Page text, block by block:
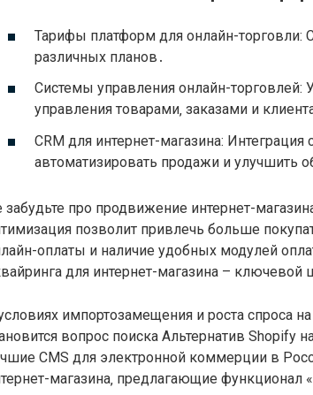
Тарифы платформ для онлайн-торговли:
различных планов․
Системы управления онлайн-торговлей:
управления товарами‚ заказами и
CRM для интернет-магазина: Интеграция
автоматизировать продажи и улучшить
забудьте про продвижение интернет-
позволит привлечь больше
оплаты и наличие удобных модулей
для интернет-магазина – ключевой
импортозамещения и роста спроса
вопрос поиска Альтернатив Shopify
CMS для электронной коммерции в
магазина‚ предлагающие функционал